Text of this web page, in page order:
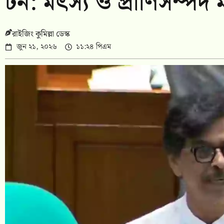
রাইজিং কুমিল্লা ডেস্ক
জুন ২১, ২০২৬ ১১:২৪ পিএম